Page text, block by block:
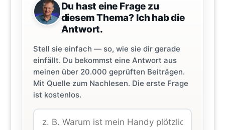
Du hast eine Frage zu
diesem Thema? Ich hab die
Antwort.
Stell sie einfach — so, wie sie dir gerade
einfällt. Du bekommst eine Antwort aus
meinen über 20.000 geprüften Beiträgen.
Mit Quelle zum Nachlesen. Die erste Frage
ist kostenlos.